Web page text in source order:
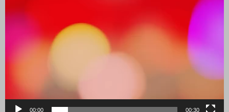
00:00 00:30